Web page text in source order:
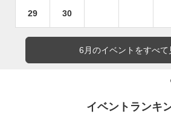
29 30
6月のイベントをすべて
イベントランキ